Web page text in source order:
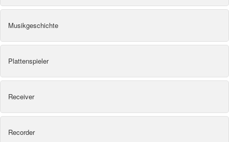
Musikgeschichte
Plattenspieler
Receiver
Recorder